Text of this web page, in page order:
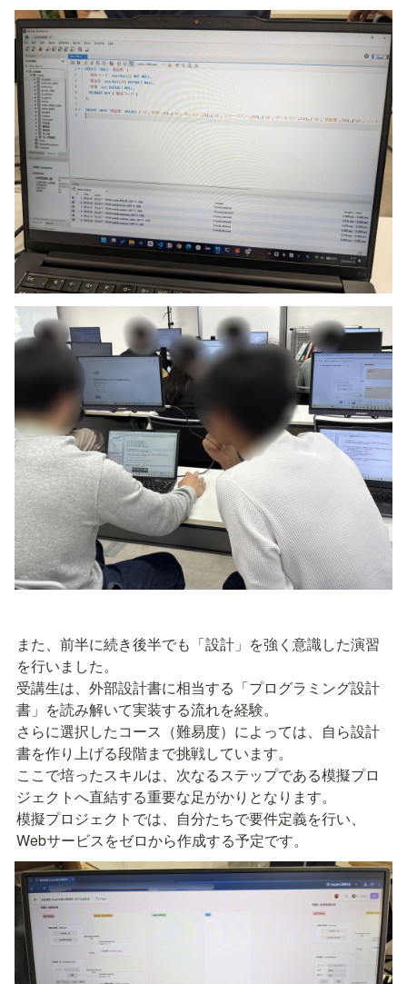
また、前半に続き後半でも「設計」を強く意識した演習
を行いました。
受講生は、外部設計書に相当する「プログラミング設計
書」を読み解いて実装する流れを経験。
さらに選択したコース（難易度）によっては、自ら設計
書を作り上げる段階まで挑戦しています。
ここで培ったスキルは、次なるステップである模擬プロ
ジェクトへ直結する重要な足がかりとなります。
模擬プロジェクトでは、自分たちで要件定義を行い、
Webサービスをゼロから作成する予定です。